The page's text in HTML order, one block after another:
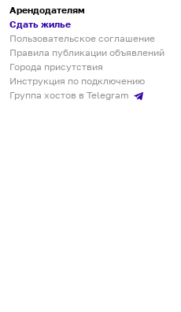
Арендодателям
Сдать жилье
Пользовательское соглашение
Правила публикации объявлений
Города присутствия
Инструкция по подключению
Группа хостов в Telegram